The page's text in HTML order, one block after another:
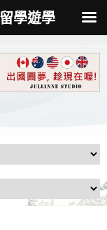
學遊學